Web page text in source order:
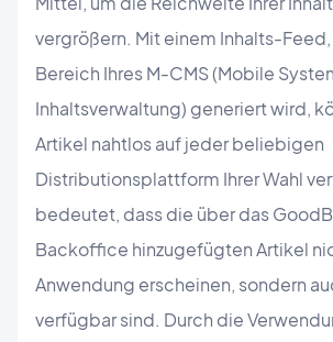
vergrößern. Mit einem Inhalts-
Bereich Ihres M-CMS (Mobile
Inhaltsverwaltung) generiert wird,
Artikel nahtlos auf jeder beliebigen
Distributionsplattform Ihrer Wahl
bedeutet, dass die über das
Backoffice hinzugefügten Artikel
Anwendung erscheinen, sondern
verfügbar sind. Durch die